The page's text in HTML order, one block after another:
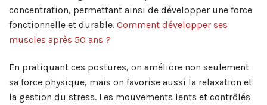
concentration, permettant ainsi de développer une force
fonctionnelle et durable. Comment développer ses
muscles après 50 ans ?
En pratiquant ces postures, on améliore non seulement
sa force physique, mais on favorise aussi la relaxation et
la gestion du stress. Les mouvements lents et contrôlés